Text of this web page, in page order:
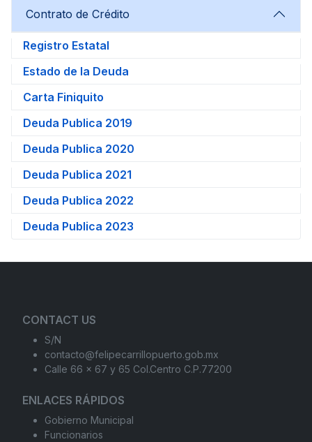
Contrato de Crédito
Registro Estatal
Estado de la Deuda
Carta Finiquito
Deuda Publica 2019
Deuda Publica 2020
Deuda Publica 2021
Deuda Publica 2022
Deuda Publica 2023
CONTACT US
S/N
contacto@felipecarrillopuerto.gob.mx
Calle 66 x 67 y 65 Col.Centro C.P.77200
ENLACES RÁPIDOS
Gobierno Municipal
Funcionarios